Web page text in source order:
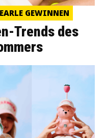
GEWINNEN
Trends des